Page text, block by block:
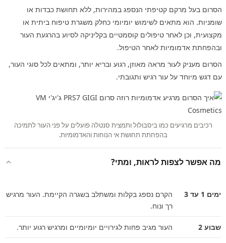
הסרום בעל מרקם קטיפתי הנספג במהירות, ללא תחושת כבדות או
שומניות. הוא מתאים לשימוש יומיומי כחלק משגרת טיפוח ביתית או
מקצועית, וכן לאחר טיפולים קוסמטיים בקליניקה לסיוע בהרגעת העור
ובהפחתת אדמומיות לאחר הטיפול.
הסרום מעניק לעור מראה מאוזן, רגוע ובריא יותר, ומתאים לכל סוגי העור,
עם דגש מיוחד על עור רגיש ותגובתי.
רכיבים מרגיעים כמו ביסבולול ותמצית סנטלה פועלים על פני העור לתמיכה
בהפחתת תחושת אי הנוחות והאדמומיות.
מה אפשר לצפות לראות, ומתי?
ימים 1 עד 3
הקרם נספג בקלות ומשתלב בשגרה הקיימת. העור מרגיש
רך ונוח.
שבוע 2 העור מגיב פחות לגירויים יומיומיים ומרגיש רגוע יותר.